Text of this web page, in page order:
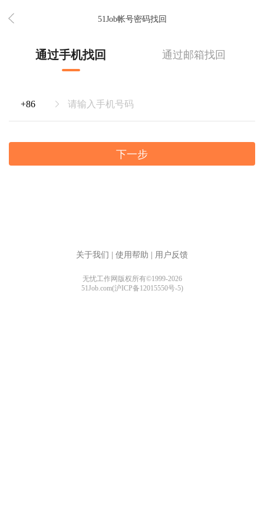
51Job帐号密码找回
通过手机找回 通过邮箱找回
下一步
关于我们 使用帮助 用户反馈
无忧工作网版权所有©1999-2026
51Job.com(沪ICP备12015550号-5)